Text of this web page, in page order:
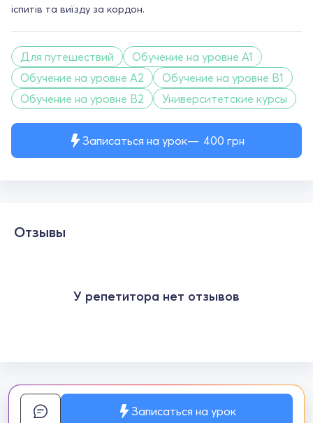
Записаться на урок 400 грн
іспитів та виїзду за кордон.
Для путешествий
Обучение на уровне A1
Обучение на уровне A2
Обучение на уровне B1
Обучение на уровне B2
Университетские курсы
Отзывы
У репетитора нет отзывов
Записаться на урок